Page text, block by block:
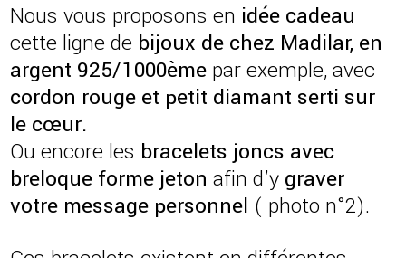
Nous vous proposons en idée cadeau
cette ligne de bijoux de chez Madilar, en
argent 925/1000ème par exemple, avec
cordon rouge et petit diamant serti sur
le cœur.
Ou encore les bracelets joncs avec
breloque forme jeton afin d'y graver
votre message personnel ( photo n°2).